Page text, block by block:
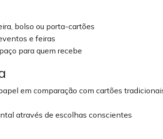
bolso ou porta-cartões
e feiras
para quem recebe
em comparação com cartões
através de escolhas conscientes